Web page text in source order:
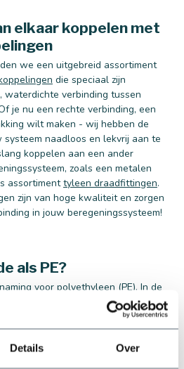
Details Over
elkaar koppelen met
we een uitgebreid assortiment
die speciaal zijn
waterdichte verbinding tussen
je nu een rechte verbinding, een
wilt maken - wij hebben de
naadloos en lekvrij aan te
koppelen aan een ander
zoals een metalen
assortimenttyleen draadfittingen.
zijn van hoge kwaliteit en zorgen
in jouw beregeningssysteem!
als PE?
voor polyethyleen (PE). In de
en waterleidingen wordt de
om te verwijzen naar PE-slangen.
en verwijzen naar hetzelfde type
in waterleidingsystemen.